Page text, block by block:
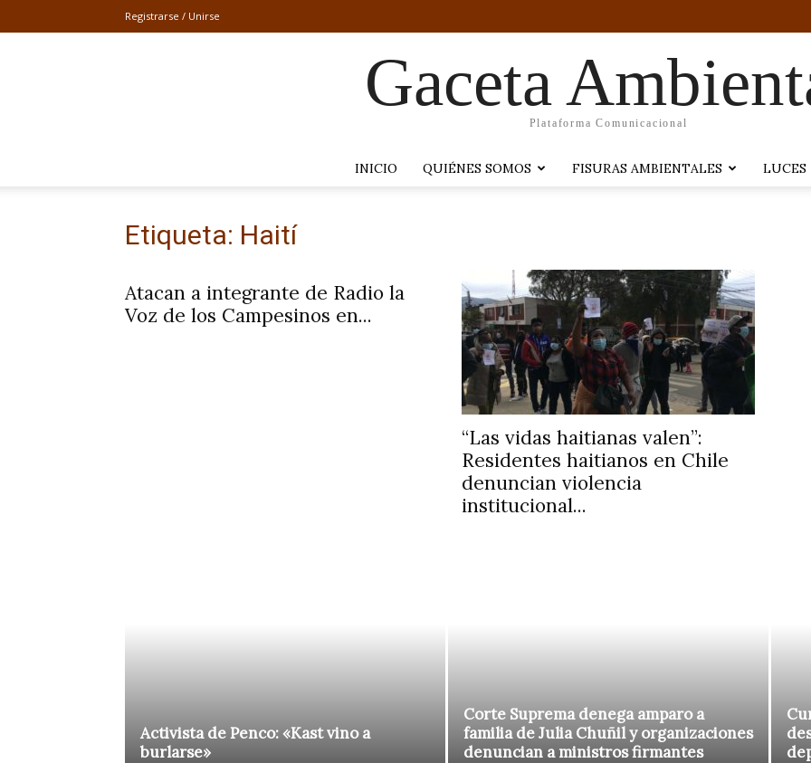
Registrarse / Unirse
Gaceta
Plataforma Comunicacional
INICIO QUIÉNES SOMOS FISURAS AMBIENTALES LUCES
Etiqueta: Haití
Atacan a integrante de Radio la
Voz de los Campesinos en...
“Las vidas haitianas valen”:
Residentes haitianos en Chile
denuncian violencia
institucional...
Activista de Penco: «Kast vino a
burlarse»
Corte Suprema denega amparo a
familia de Julia Chuñil y organizaciones
denuncian a ministros firmantes